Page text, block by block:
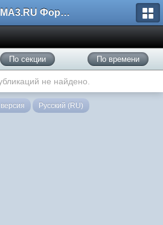
ARMA3.RU Форум
По секции По времени
не найдено.
Русский (RU)